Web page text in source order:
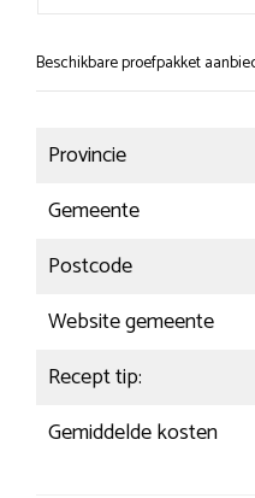
Beschikbare proefpakket
Provincie
Gemeente
Postcode
Website gemeente
Recept tip:
Gemiddelde kosten